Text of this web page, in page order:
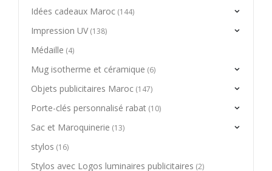
Idées cadeaux Maroc (144)
Impression UV (138)
Médaille (4)
Mug isotherme et céramique (6)
Objets publicitaires Maroc (147)
Porte-clés personnalisé rabat (10)
Sac et Maroquinerie (13)
stylos (16)
Stylos avec Logos luminaires publicitaires (2)